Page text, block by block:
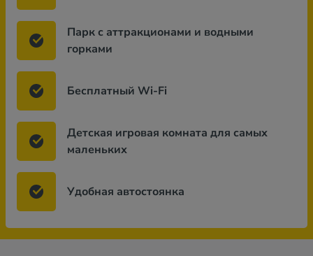
Парк с аттракционами и водными
горками
Бесплатный Wi-Fi
Детская игровая комната для самых
маленьких
Удобная автостоянка